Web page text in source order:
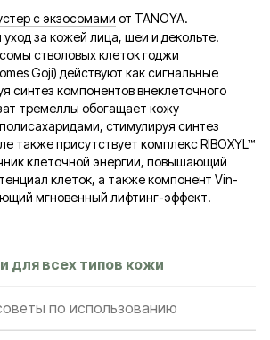
с экзосомами от TANOYA.
за кожей лица, шеи и декольте.
стволовых клеток годжи
Goji) действуют как сигнальные
синтез компонентов внеклеточного
тремеллы обогащает кожу
стимулируя синтез
также присутствует комплекс RIBOXYL™
клеточной энергии, повышающий
клеток, а также компонент Vin-
мгновенный лифтинг-эффект.
для всех типов кожи
по использованию